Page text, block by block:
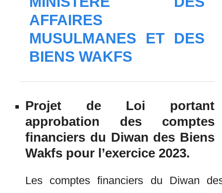
AFFAIRES
MUSULMANES ET DES
BIENS WAKFS
Projet de Loi portant
approbation des comptes
financiers du Diwan des Biens
Wakfs pour l’exercice 2023.
Les comptes financiers du Diwan